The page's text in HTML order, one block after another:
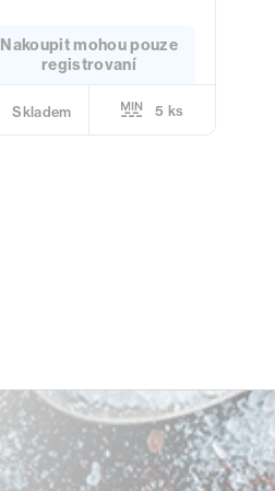
Nakoupit mohou pouze
registrovaní
Skladem 5 ks